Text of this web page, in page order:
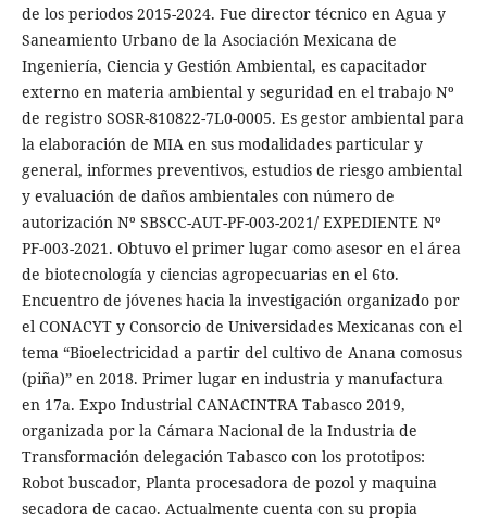
de los periodos 2015-2024. Fue director técnico en Agua y
Saneamiento Urbano de la Asociación Mexicana de
Ingeniería, Ciencia y Gestión Ambiental, es capacitador
externo en materia ambiental y seguridad en el trabajo Nº
de registro SOSR-810822-7L0-0005. Es gestor ambiental para
la elaboración de MIA en sus modalidades particular y
general, informes preventivos, estudios de riesgo ambiental
y evaluación de daños ambientales con número de
autorización Nº SBSCC-AUT-PF-003-2021/ EXPEDIENTE Nº
PF-003-2021. Obtuvo el primer lugar como asesor en el área
de biotecnología y ciencias agropecuarias en el 6to.
Encuentro de jóvenes hacia la investigación organizado por
el CONACYT y Consorcio de Universidades Mexicanas con el
tema “Bioelectricidad a partir del cultivo de Anana comosus
(piña)” en 2018. Primer lugar en industria y manufactura
en 17a. Expo Industrial CANACINTRA Tabasco 2019,
organizada por la Cámara Nacional de la Industria de
Transformación delegación Tabasco con los prototipos:
Robot buscador, Planta procesadora de pozol y maquina
secadora de cacao. Actualmente cuenta con su propia